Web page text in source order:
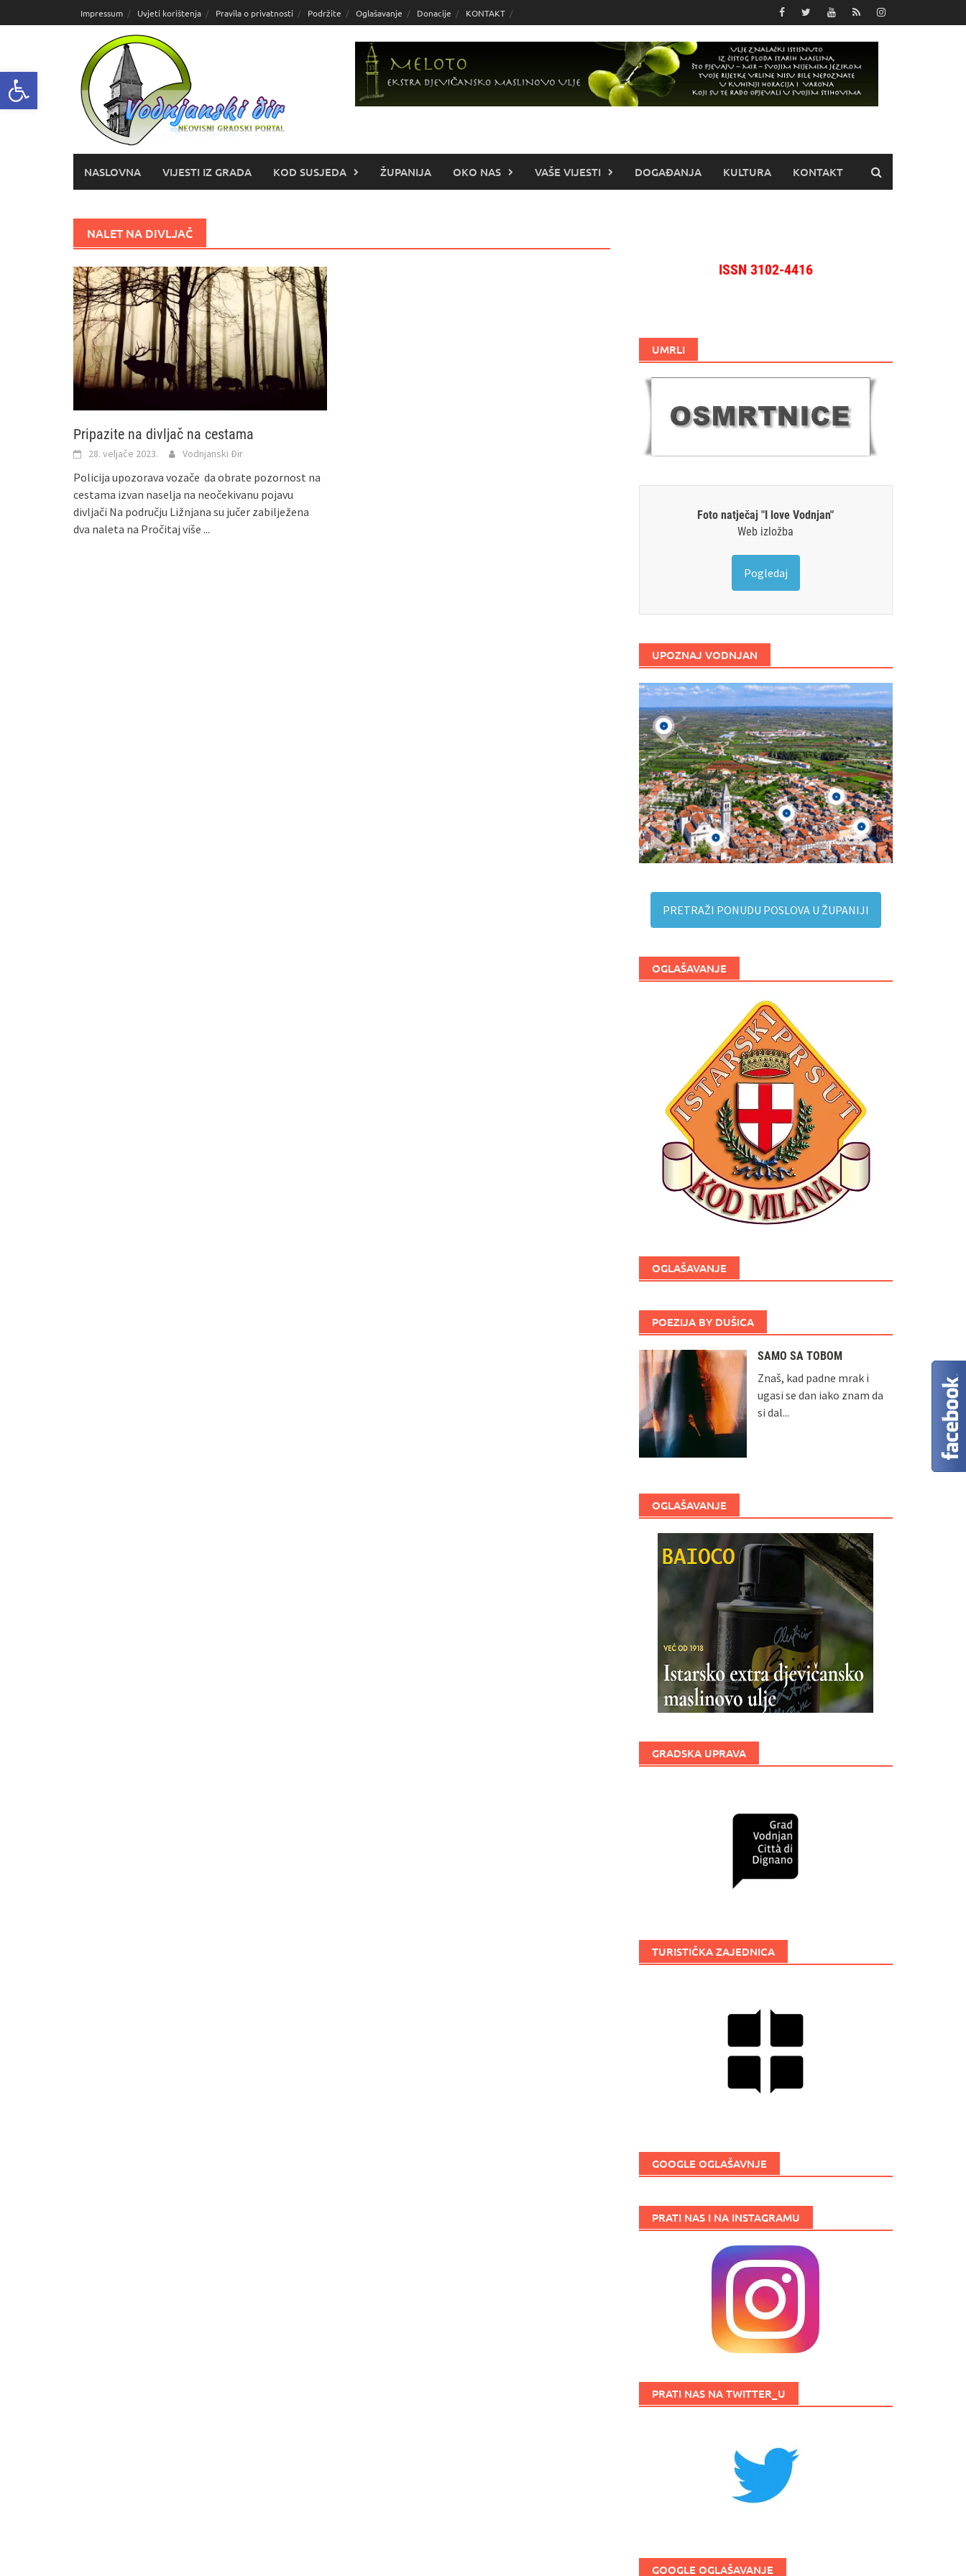
Open toolbar
do
Impressum Uvjeti korištenja Pravila o privatnosti Podržite Oglašavanje Donacije KONTAKT
NASLOVNA VIJESTI IZ GRADA KOD SUSJEDA ŽUPANIJA OKO NAS VAŠE VIJESTI DOGAĐANJA KULTURA KONTAKT
NALET NA DIVLJAČ
Pripazite na divljač na cestama
28. veljače 2023. Vodnjanski Đir
Policija upozorava vozače da obrate pozornost na
cestama izvan naselja na neočekivanu pojavu
divljači Na području Ližnjana su jučer zabilježena
dva naleta na Pročitaj više ...
ISSN 3102-4416
UMRLI
Foto natječaj "I love Vodnjan"
Web izložba
Pogledaj
UPOZNAJ VODNJAN
PRETRAŽI PONUDU POSLOVA U ŽUPANIJI
OGLAŠAVANJE
OGLAŠAVANJE
POEZIJA BY DUŠICA
SAMO SA TOBOM
Znaš, kad padne mrak i
ugasi se dan iako znam da
si dal...
OGLAŠAVANJE
GRADSKA UPRAVA
TURISTIČKA ZAJEDNICA
GOOGLE OGLAŠAVNJE
PRATI NAS I NA INSTAGRAMU
PRATI NAS NA TWITTER_U
GOOGLE OGLAŠAVANJE